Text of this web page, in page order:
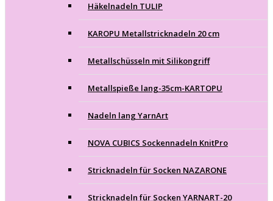
Häkelnadeln TULIP
KAROPU Metallstricknadeln 20 cm
Metallschüsseln mit Silikongriff
Metallspieße lang-35cm-KARTOPU
Nadeln lang YarnArt
NOVA CUBICS Sockennadeln KnitPro
Stricknadeln für Socken NAZARONE
Stricknadeln für Socken YARNART-20